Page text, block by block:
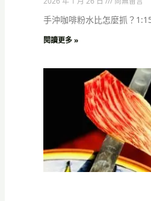
手沖咖啡粉水比怎麼抓？
閱讀更多 »